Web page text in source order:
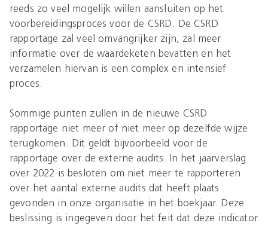
reeds zo veel mogelijk willen aansluiten op het
voorbereidingsproces voor de CSRD. De CSRD
rapportage zal veel omvangrijker zijn, zal meer
informatie over de waardeketen bevatten en het
verzamelen hiervan is een complex en intensief
proces.
Sommige punten zullen in de nieuwe CSRD
rapportage niet meer of niet meer op dezelfde wijze
terugkomen. Dit geldt bijvoorbeeld voor de
rapportage over de externe audits. In het jaarverslag
over 2022 is besloten om niet meer te rapporteren
over het aantal externe audits dat heeft plaats
gevonden in onze organisatie in het boekjaar. Deze
beslissing is ingegeven door het feit dat deze indicator